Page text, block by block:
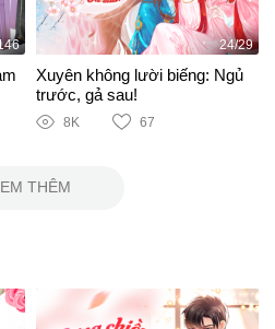
24/29
Xuyên không lười biếng: Ngủ
trước, gả sau!
8K 67
THÊM